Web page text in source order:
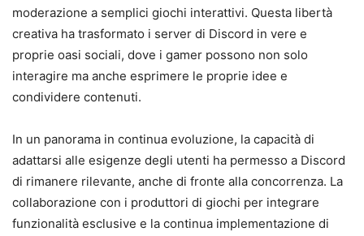
moderazione a semplici giochi interattivi. Questa libertà
creativa ha trasformato i server di Discord in vere e
proprie oasi sociali, dove i gamer possono non solo
interagire ma anche esprimere le proprie idee e
condividere contenuti.
In un panorama in continua evoluzione, la capacità di
adattarsi alle esigenze degli utenti ha permesso a Discord
di rimanere rilevante, anche di fronte alla concorrenza. La
collaborazione con i produttori di giochi per integrare
funzionalità esclusive e la continua implementazione di